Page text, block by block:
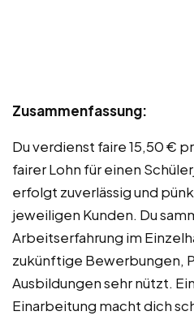
Zusammenfassung:
Du verdienst faire 15,50 €
fairer Lohn für einen
erfolgt zuverlässig und
jeweiligen Kunden. Du
Arbeitserfahrung im
zukünftige Bewerbungen,
Ausbildungen sehr nützt.
Einarbeitung macht dich